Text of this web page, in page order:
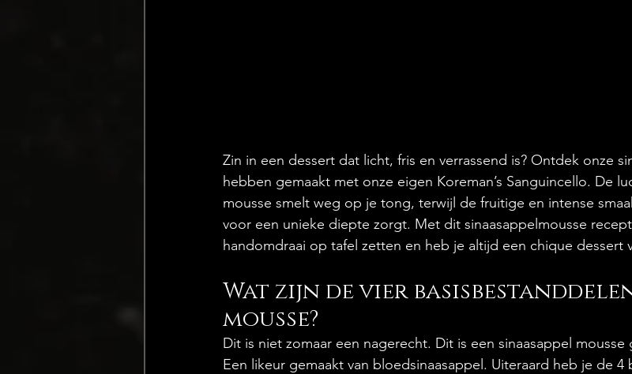
Zin in een dessert dat licht, fris en verrassend is? Ontdek onze
hebben gemaakt met onze eigen Koreman’s Sanguincello. De
mousse smelt weg op je tong, terwijl de fruitige en intense
voor een unieke diepte zorgt. Met dit sinaasappelmousse
handomdraai op tafel zetten en heb je altijd een chique dessert
Wat zijn de vier
mousse?
Dit is niet zomaar een nagerecht. Dit is een sinaasappel
Een likeur gemaakt van bloedsinaasappel. Uiteraard heb je de 4